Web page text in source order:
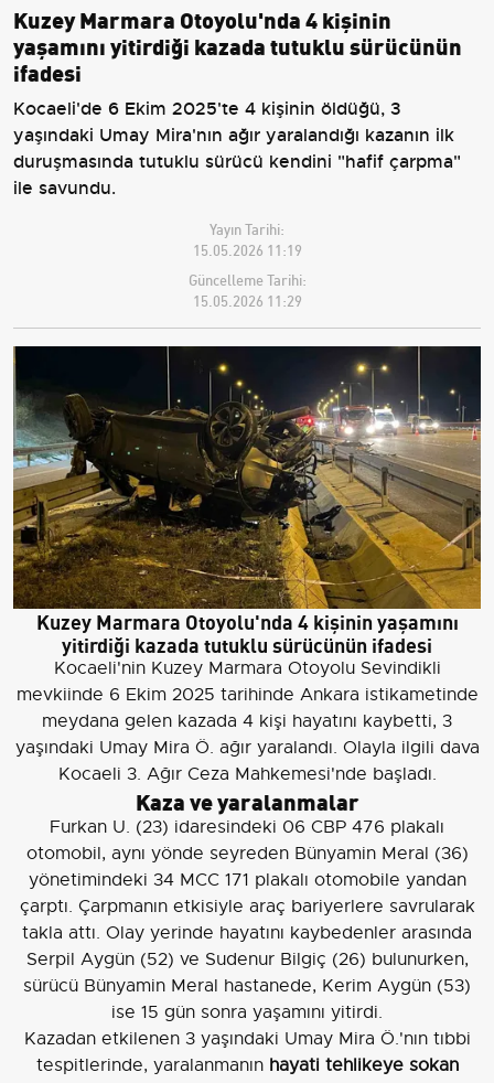
Kuzey Marmara Otoyolu'nda 4 kişinin
yaşamını yitirdiği kazada tutuklu sürücünün
ifadesi
Kocaeli'de 6 Ekim 2025'te 4 kişinin öldüğü, 3
yaşındaki Umay Mira'nın ağır yaralandığı kazanın ilk
duruşmasında tutuklu sürücü kendini "hafif çarpma"
ile savundu.
Yayın Tarihi:
15.05.2026 11:19
Güncelleme Tarihi:
15.05.2026 11:29
Kuzey Marmara Otoyolu'nda 4 kişinin yaşamını
yitirdiği kazada tutuklu sürücünün ifadesi
Kocaeli'nin Kuzey Marmara Otoyolu Sevindikli
mevkiinde 6 Ekim 2025 tarihinde Ankara istikametinde
meydana gelen kazada 4 kişi hayatını kaybetti, 3
yaşındaki Umay Mira Ö. ağır yaralandı. Olayla ilgili dava
Kocaeli 3. Ağır Ceza Mahkemesi'nde başladı.
Kaza ve yaralanmalar
Furkan U. (23) idaresindeki 06 CBP 476 plakalı
otomobil, aynı yönde seyreden Bünyamin Meral (36)
yönetimindeki 34 MCC 171 plakalı otomobile yandan
çarptı. Çarpmanın etkisiyle araç bariyerlere savrularak
takla attı. Olay yerinde hayatını kaybedenler arasında
Serpil Aygün (52) ve Sudenur Bilgiç (26) bulunurken,
sürücü Bünyamin Meral hastanede, Kerim Aygün (53)
ise 15 gün sonra yaşamını yitirdi.
Kazadan etkilenen 3 yaşındaki Umay Mira Ö.'nın tıbbi
tespitlerinde, yaralanmanın hayati tehlikeye sokan